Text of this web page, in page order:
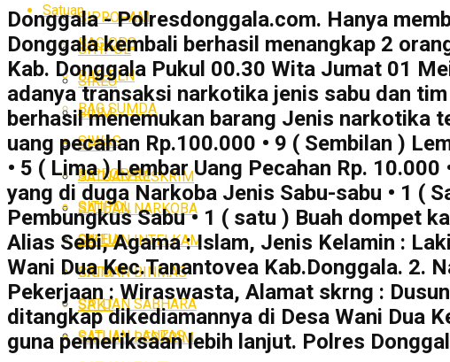
SIPROPAM
SITIPOL
SIKEU
SIUM
SPKT
SATUAN RESKRIM
SATUAN NARKOBA
SATUAN INTELKAM
SATUAN BINMAS
SATUAN SABHARA
SATUAN LANTAS
Satuan
BAG OPS
BAG REN
BAG SUMDA
SIWAS
SIPROPAM
SITIPOL
SIKEU
SIUM
SPKT
SATUAN RESKRIM
Donggala - Polresdonggala.com. Hanya
Donggala kembali berhasil menangkap 2
Kab. Donggala Pukul 00.30 Wita Jumat 01
adanya transaksi narkotika jenis sabu dan
berhasil menemukan barang Jenis narkotika
uang pecahan Rp.100.000 • 9 ( Sembilan )
• 5 ( Lima ) Lembar Uang Pecahan Rp.
yang di duga Narkoba Jenis Sabu-sabu • 1 (
Pembungkus Sabu • 1 ( satu ) Buah dompet
Alias Sebi, Agama : Islam, Jenis Kelamin :
Wani Dua Kec.Tanantovea Kab.Donggala. 2.
Pekerjaan : Wiraswasta, Alamat skrng :
ditangkap dikediamannya di Desa Wani Dua
guna pemeriksaan lebih lanjut. Polres